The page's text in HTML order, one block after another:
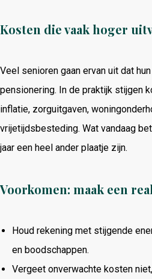
Kosten die vaak hoger
Veel senioren gaan ervan uit dat
pensionering. In de praktijk stijgen
inflatie, zorguitgaven,
vrijetijdsbesteding. Wat vandaag
jaar een heel ander plaatje zijn.
Voorkomen: maak een
Houd rekening met stijgende
en boodschappen.
Vergeet onverwachte kosten